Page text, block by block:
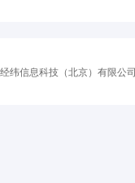
纬信息科技（北京）有限公